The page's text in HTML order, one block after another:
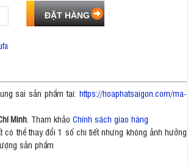
sai sản phẩm tại: https://hoaphatsaigon.com/ma-
Minh . Tham khảo Chính sách giao hàng
có thể thay đổi 1 số chi tiết nhưng không ảnh hưởng
sản phẩm